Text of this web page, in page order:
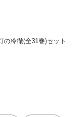
の冷徹(全31巻)セット